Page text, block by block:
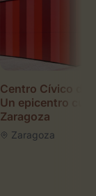
Centro Cívico del
Un epicentro
Zaragoza
Zaragoza